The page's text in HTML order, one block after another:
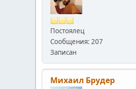
Постоялец
Сообщения: 207
Записан
Михаил Брудер